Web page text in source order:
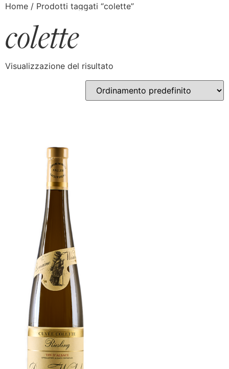
Home / Prodotti taggati “colette”
colette
Visualizzazione del risultato